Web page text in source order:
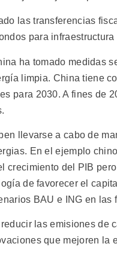
las transferencias
para
ha tomado medidas
limpia. China tiene
para 2030. A fines de
llevarse a cabo de
En el ejemplo
crecimiento del PIB
de favorecer el
BAU e ING en las
las emisiones de
que mejoren la